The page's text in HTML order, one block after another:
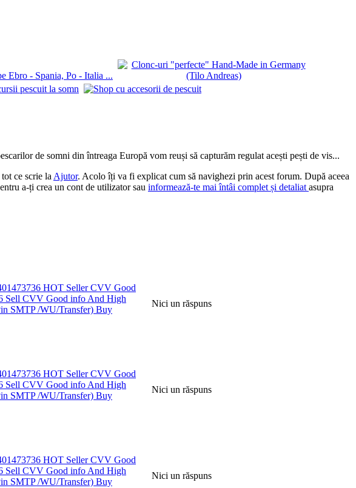
de somni din întreaga Europă vom reuși să capturăm regulat acești pești de vis...
ce scrie la Ajutor. Acolo îți va fi explicat cum să navighezi prin acest forum. După aceea
a-ți crea un cont de utilizator sau informează-te mai întâi complet și detaliat asupra
HOT Seller CVV Good
Sell CVV Good info And High
SMTP /WU/Transfer) Buy
Nici un răspuns
HOT Seller CVV Good
Sell CVV Good info And High
SMTP /WU/Transfer) Buy
Nici un răspuns
HOT Seller CVV Good
Sell CVV Good info And High
SMTP /WU/Transfer) Buy
Nici un răspuns